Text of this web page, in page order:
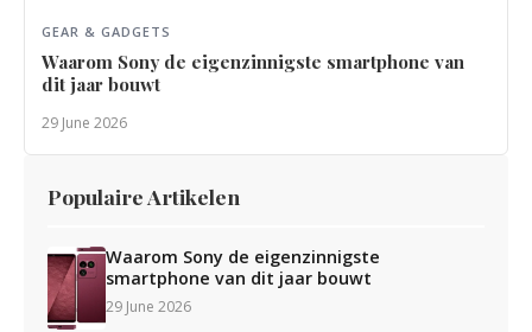
GEAR & GADGETS
Waarom Sony de eigenzinnigste smartphone van
dit jaar bouwt
29 June 2026
Populaire Artikelen
Waarom Sony de eigenzinnigste
smartphone van dit jaar bouwt
29 June 2026